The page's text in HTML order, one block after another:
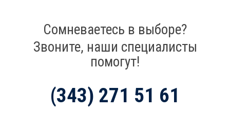
Сомневаетесь в выборе?
Звоните, наши специалисты
помогут!
(343) 271 51 61